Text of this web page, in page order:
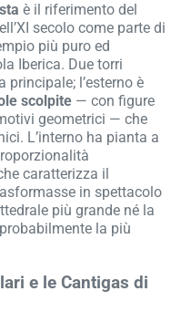
è il riferimento del
secolo come parte di
più puro ed
Iberica. Due torri
l’esterno è
scolpite — con figure
geometrici — che
L’interno ha pianta a
caratterizza il
in spettacolo
più grande né la
la più
e le Cantigas di